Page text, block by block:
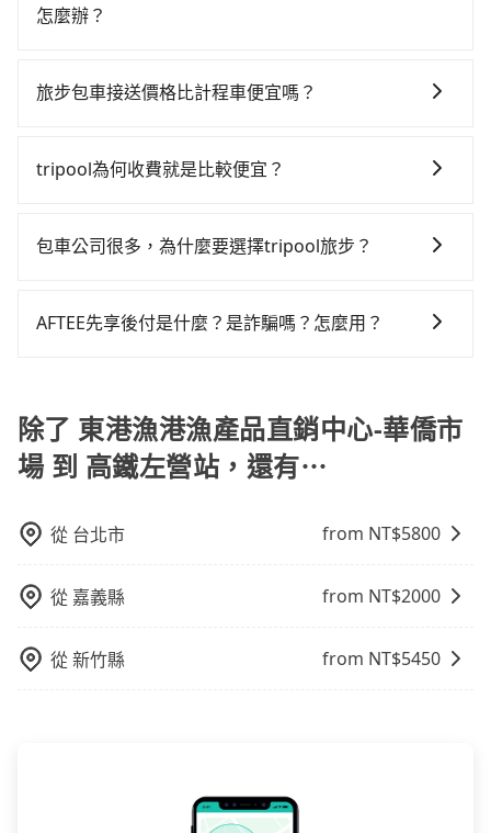
者，和運的iRent只提供最基本的車型，如Toyota
擇，而且無人租車最令人詬病的就是車況，打開車門才
會遇到明明已經預約了時間但上一位用戶卻遲遲尚未歸
雖然路邊隨租隨還看似方便，但實際使用時還是有其區
計程車密度為雙北的0.3%，也就是說要臨時叫到小黃的
先上網預約，以免當場被坑受騙。雖然東港漁港漁產品
風險，如你們人數在五人以上，分坐兩台計程車就不太
警察臨檢並趕下車，出意外後保險公司更是不會提供任
風險。而tripool雇用的司機、使用的車輛以及配合的車
險。最好辨別叫的車是否合法，就看車牌的開頭，只要
怎麼辦？
派車。在出發前一天晚上八點時，會透過電子郵件與簡
繫，可能原本約定的地點不適合暫停而改停靠在附近的
旅步包車接送價格比計程車便宜嗎？
遇塞車、停紅燈時等低速行駛時還需額外加價不同，旅
tripool為何收費就是比較便宜？
一次使用tripool的會擔心價格比市價便宜不少，是不是
淘汰顧客評分較低的司機，且車輛均要求5年內新車，司
車率，也就是提高俗稱「回頭車」的比例。這不僅體現
在成本的控制，更是在傳統旺季（年假、端午、中秋、
雙十等）能用更少的司機來服務更多的旅客，意味著使
低，如此便反應在服務品質的控管會更佳。但tripool網
保證前一天中午以前均可全額取消退費，如已經決定好
要從東港漁港漁產品直銷中心-華僑市場去高鐵左營站，
包車公司很多，為什麼要選擇tripool旅步？
以依照您行程人數的需求進行選擇。此外，為確保您的
策，讓您在規劃行程時能更無後顧之憂。無論您是要前
往市區還是郊區，我們都可以為您提供最佳的旅遊體
驗。所以，如果您正在尋找一家可靠的包車公司，
AFTEE先享後付是什麼？是詐騙嗎？怎麼用？
碼即可完成即時的信用審查，費用還可於訂單成立後的
14天內前往便利商店或ATM繳費即可。
除了 東港漁港漁產品直銷中心-華僑市
場 到 高鐵左營站，還有⋯
從 台北市 from NT$5800
從 嘉義縣 from NT$2000
從新竹縣 from NT$5450